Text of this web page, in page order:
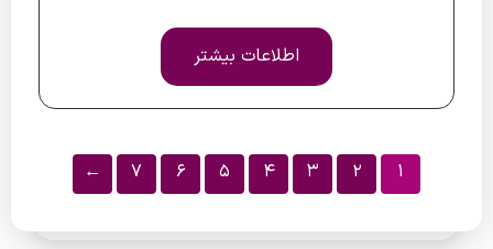
اطلاعات بیشتر
1
2
3
4
5
6
7
←